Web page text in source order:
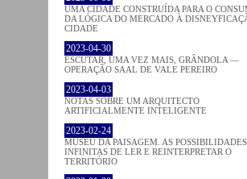
UMA CIDADE CONSTRUÍDA PARA O
DA LÓGICA DO MERCADO À
CIDADE
2023-04-30
ESCUTAR, UMA VEZ MAIS, GRÂNDOLA —
OPERAÇÃO SAAL DE VALE PEREIRO
2023-04-03
NOTAS SOBRE UM ARQUITECTO
ARTIFICIALMENTE INTELIGENTE
2023-02-24
MUSEU DA PAISAGEM. AS POSSIBILIDADES
INFINITAS DE LER E REINTERPRETAR O
TERRITÓRIO